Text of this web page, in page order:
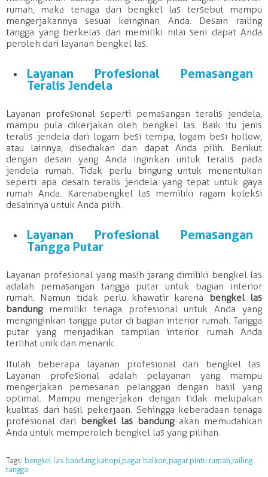
rumah, maka tenaga dari bengkel las tersebut mampu
mengerjakannya sesuai keinginan Anda. Desain railing
tangga yang berkelas dan memiliki nilai seni dapat Anda
peroleh dari layanan bengkel las.
Layanan Profesional Pemasangan
Teralis Jendela
Layanan profesional seperti pemasangan teralis jendela,
mampu pula dikerjakan oleh bengkel las. Baik itu jenis
teralis jendela dari logam besi tempa, logam besi hollow,
atau lainnya, disediakan dan dapat Anda pilih. Berikut
dengan desain yang Anda inginkan untuk teralis pada
jendela rumah. Tidak perlu bingung untuk menentukan
seperti apa desain teralis jendela yang tepat untuk gaya
rumah Anda. Karenabengkel las memiliki ragam koleksi
desainnya untuk Anda pilih.
Layanan Profesional Pemasangan
Tangga Putar
Layanan profesional yang masih jarang dimiliki bengkel las
adalah pemasangan tangga putar untuk bagian interior
rumah. Namun tidak perlu khawatir karena bengkel las
bandungmemiliki tenaga profesionaluntuk Anda yang
menginginkan tangga putar di bagian interior rumah. Tangga
putar yang menjadikan tampilan interior rumah Anda
terlihat unik dan menarik.
Itulah beberapa layanan profesionaldari bengkel las.
Layanan
profesional adalah pelayanan yang mampu
mengerjakan pemesanan pelanggan dengan hasil yang
optimal. Mampu mengerjakan dengan tidak melupakan
kualitas dari hasil pekerjaan. Sehingga keberadaan tenaga
profesional dari bengkel las bandung akan memudahkan
Anda untuk memperoleh bengkel las yang pilihan.
Tags: bengkel las bandung,kanopi,pagar balkon,pagar pintu rumah,railing
tangga